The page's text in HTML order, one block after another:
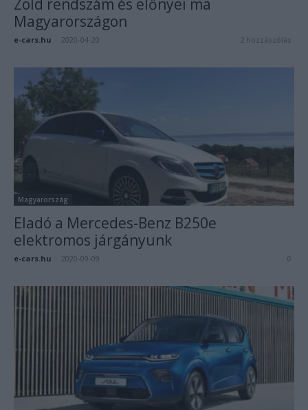
Zöld rendszám és előnyei ma
Magyarországon
e-cars.hu 2020-04-20 2 hozzászólás
Magyarország
Eladó a Mercedes-Benz B250e
elektromos járgányunk
e-cars.hu 2020-09-09 0